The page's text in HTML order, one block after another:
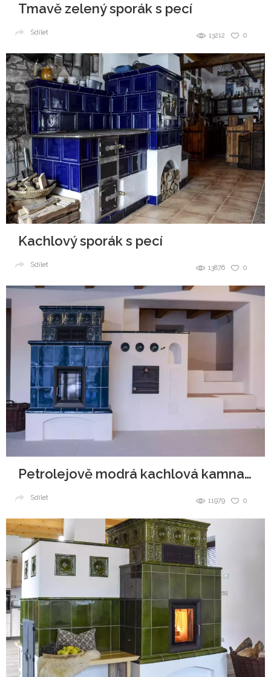
Tmavě zelený sporák s pecí
0
13212
Sdílet
Kachlový sporák s pecí
0
13876
Sdílet
Petrolejově modrá kachlová kamna s pecí
0
11979
Sdílet